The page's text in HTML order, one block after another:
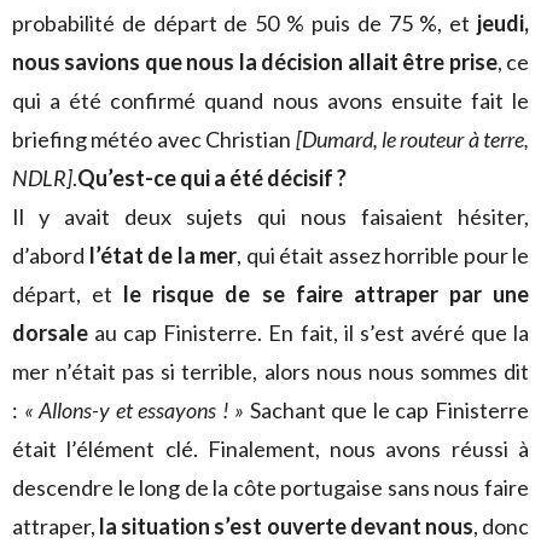
probabilité de départ de 50 % puis de 75 %, et jeudi,
nous savions que nous la décision allait être prise, ce
qui a été confirmé quand nous avons ensuite fait le
briefing météo avec Christian [Dumard, le routeur à terre,
NDLR].Qu’est-ce qui a été décisif ?
Il y avait deux sujets qui nous faisaient hésiter,
d’abord l’état de la mer, qui était assez horrible pour le
départ, et le risque de se faire attraper par une
dorsale au cap Finisterre. En fait, il s’est avéré que la
mer n’était pas si terrible, alors nous nous sommes dit
: « Allons-y et essayons ! » Sachant que le cap Finisterre
était l’élément clé. Finalement, nous avons réussi à
descendre le long de la côte portugaise sans nous faire
attraper, la situation s’est ouverte devant nous, donc